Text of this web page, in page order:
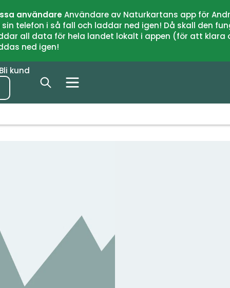
användareAnvändare av Naturkartans app för
telefon i så fall och laddar ned igen! Då skall den
all data för hela landet lokalt i appen (för att
ned igen!
Bli kund